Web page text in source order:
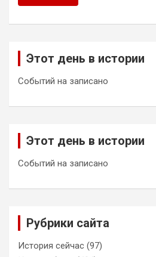
Этот день в истории
Событий на записано
Этот день в истории
Событий на записано
Рубрики сайта
История сейчас (97)